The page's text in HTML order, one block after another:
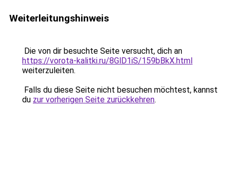
Weiterleitungshinweis
Die von dir besuchte Seite versucht, dich an
https://vorota-kalitki.ru/8GlD1iS/159bBkX.html
weiterzuleiten.
Falls du diese Seite nicht besuchen möchtest, kannst
du zur vorherigen Seite zurückkehren.